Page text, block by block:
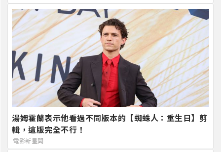
湯姆霍蘭表示他看過不同版本的【蜘蛛人：重生日】剪
輯，這版完全不行！
電影新星聞